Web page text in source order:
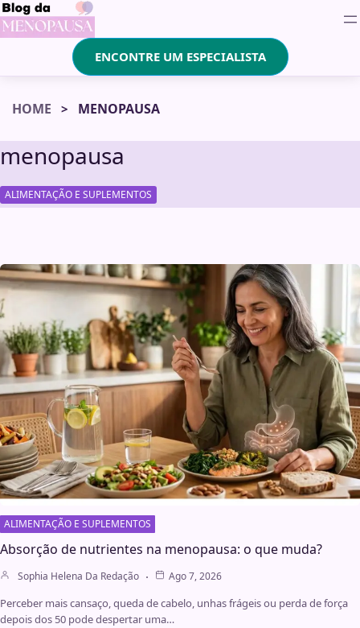
ENCONTRE UM ESPECIALISTA
HOME MENOPAUSA
menopausa
ALIMENTAÇÃO E SUPLEMENTOS
ALIMENTAÇÃO E SUPLEMENTOS
Absorção de nutrientes na menopausa: o que muda?
Sophia Helena Da Redação Ago 7, 2026
Perceber mais cansaço, queda de cabelo, unhas frágeis ou perda de força
depois dos 50 pode despertar uma…